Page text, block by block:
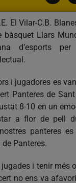
El Vilar-C.B.
bàsquet Llars
d’esports
i jugadores es
Panteres de
8-10 en un
a flor de pell
panteres
Panteres.
i tenir més
no ens va